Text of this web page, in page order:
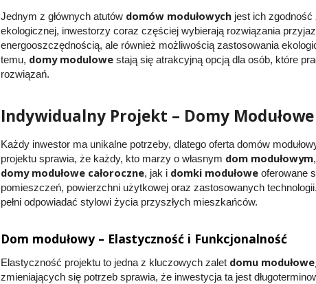
Jednym z głównych atutów domów modułowychjest ich zgodność
ekologicznej, inwestorzy coraz częściej wybierają rozwiązania
energooszczędnością, ale również możliwością zastosowania
temu, domy modulowestają się atrakcyjną opcją dla osób, które
rozwiązań.
Indywidualny Projekt – Domy
Każdy inwestor ma unikalne potrzeby, dlatego oferta domów
projektu sprawia, że każdy, kto marzy o własnym dom modułowym
domy modułowe całoroczne, jak i domki modułoweoferowane
pomieszczeń, powierzchni użytkowej oraz zastosowanych
pełni odpowiadać stylowi życia przyszłych mieszkańców.
Dom modułowy – Elastyczność i Funkcjonalność
Elastyczność projektu to jedna z kluczowych zalet domu
zmieniających się potrzeb sprawia, że inwestycja ta jest